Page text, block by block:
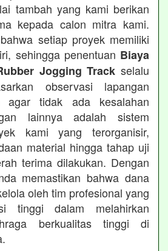
tambah yang kami berikan
kepada calon mitra kami.
setiap proyek memiliki
sehingga penentuan Biaya
Jogging Track selalu
observasi lapangan
agar tidak ada kesalahan
lainnya adalah sistem
kami yang terorganisir,
material hingga tahap uji
terima dilakukan. Dengan
memastikan bahwa dana
oleh tim profesional yang
tinggi dalam melahirkan
berkualitas tinggi di